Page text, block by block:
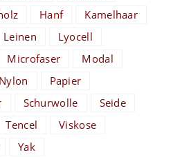
Hanf
Kamelhaar
Leinen
Lyocell
Microfaser
Modal
Nylon
Papier
Schurwolle
Seide
Tencel
Viskose
Yak